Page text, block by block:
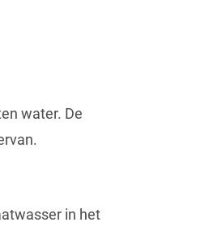
water. De
in het